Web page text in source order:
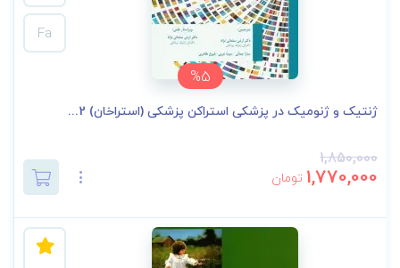
%5
Fa
ژنتیک و ژنومیک در پزشکی استراکن پزشکی (استراخان) 2...
1,850,000
1,770,000 تومان